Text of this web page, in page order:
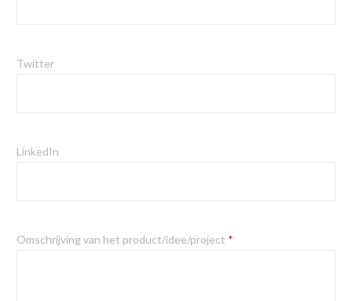
Twitter
LinkedIn
Omschrijving van het product/idee/project *